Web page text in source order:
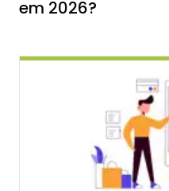
em 2026?